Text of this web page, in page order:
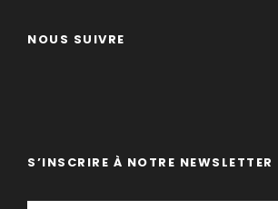
NOUS SUIVRE
S’INSCRIRE À NOTRE NEWSLETTER